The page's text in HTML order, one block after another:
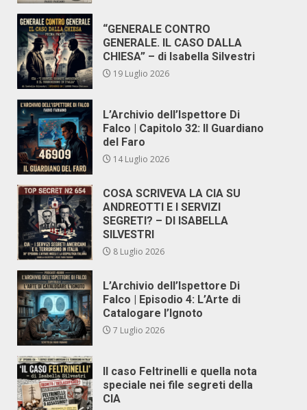
“GENERALE CONTRO
GENERALE. IL CASO DALLA
CHIESA” – di Isabella Silvestri
19 Luglio 2026
L’Archivio dell’Ispettore Di
Falco | Capitolo 32: Il Guardiano
del Faro
14 Luglio 2026
COSA SCRIVEVA LA CIA SU
ANDREOTTI E I SERVIZI
SEGRETI? – DI ISABELLA
SILVESTRI
8 Luglio 2026
L’Archivio dell’Ispettore Di
Falco | Episodio 4: L’Arte di
Catalogare l’Ignoto
7 Luglio 2026
Il caso Feltrinelli e quella nota
speciale nei file segreti della
CIA